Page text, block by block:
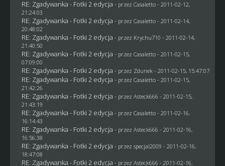
RE: Zgadywanka - Fotki 2 edycja - przez Casaletto- 2011-02-12,
21:24:03
RE: Zgadywanka - Fotki 2 edycja - przez Casaletto- 2011-02-14,
20:48:02
RE: Zgadywanka - Fotki 2 edycja - przez Krychu710 - 2011-02-14,
21:40:50
RE: Zgadywanka - Fotki 2 edycja - przez Casaletto- 2011-02-15,
07:09:00
RE: Zgadywanka - Fotki 2 edycja - przez Zdunek- 2011-02-15, 15:47:07
RE: Zgadywanka - Fotki 2 edycja - przez Casaletto- 2011-02-15,
21:42:26
RE: Zgadywanka - Fotki 2 edycja - przez Asteck666 - 2011-02-15,
21:43:19
RE: Zgadywanka - Fotki 2 edycja - przez Casaletto- 2011-02-16,
16:14:43
RE: Zgadywanka - Fotki 2 edycja - przez Asteck666 - 2011-02-16,
16:56:38
RE: Zgadywanka - Fotki 2 edycja - przez specjal2009 - 2011-02-16,
18:47:08
RE: Zgadywanka - Fotki 2 edycja - przez Asteck666 - 2011-02-16,